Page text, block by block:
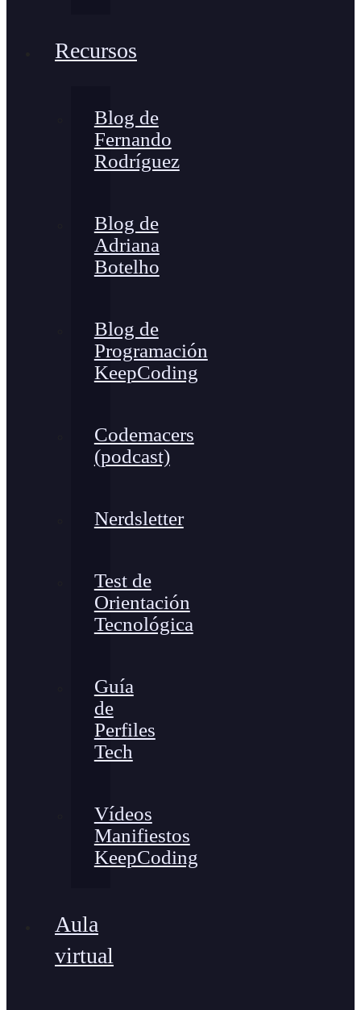
Recursos
Blog de
Fernando
Rodríguez
Blog de
Adriana
Botelho
Blog de
Programación
KeepCoding
Codemacers
(podcast)
Nerdsletter
Test de
Orientación
Tecnológica
Guía
de
Perfiles
Tech
Vídeos
Manifiestos
KeepCoding
Aula
virtual